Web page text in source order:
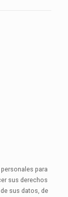
para
sus derechos
sus datos, de